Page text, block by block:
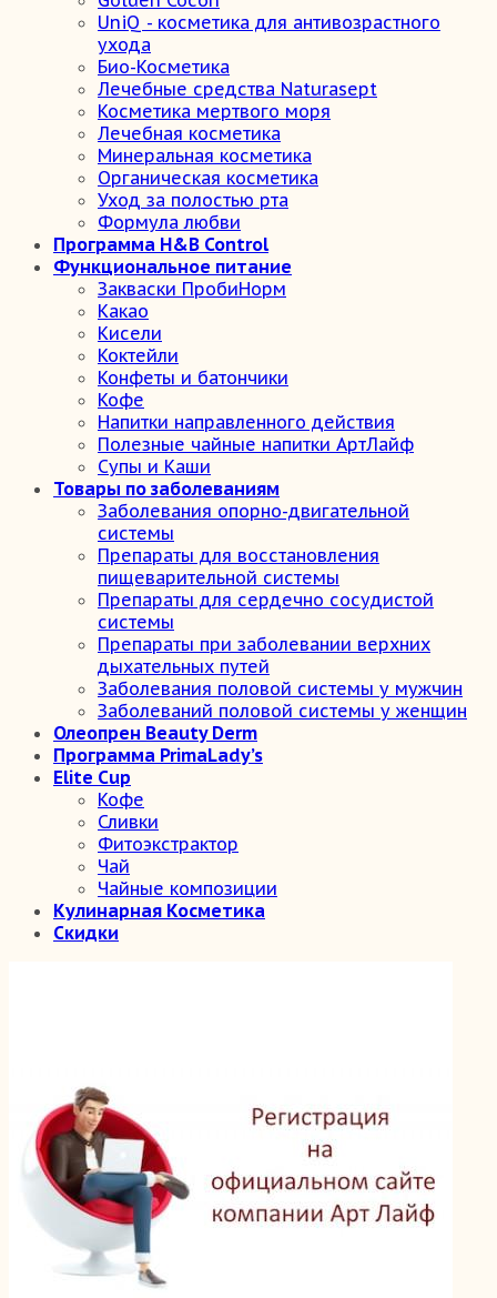
UniQ - косметика для антивозрастного
ухода
Био-Косметика
Лечебные средства Naturasept
Косметика мертвого моря
Лечебная косметика
Минеральная косметика
Органическая косметика
Уход за полостью рта
Формула любви
Программа H&B Control
Функциональное питание
Закваски ПробиНорм
Какао
Кисели
Коктейли
Конфеты и батончики
Кофе
Напитки направленного действия
Полезные чайные напитки АртЛайф
Супы и Каши
Товары по заболеваниям
Заболевания опорно-двигательной
системы
Препараты для восстановления
пищеварительной системы
Препараты для сердечно сосудистой
системы
Препараты при заболевании верхних
дыхательных путей
Заболевания половой системы у мужчин
Заболеваний половой системы у женщин
Олеопрен Beauty Derm
Программа PrimaLady’s
Elite Cup
Кофе
Сливки
Фитоэкстрактор
Чай
Чайные композиции
Кулинарная Косметика
Скидки